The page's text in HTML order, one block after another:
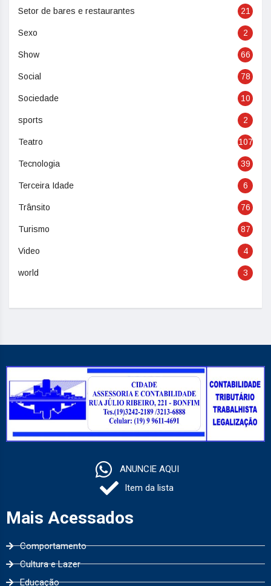
Setor de bares e restaurantes 21
Sexo 2
Show 66
Social 78
Sociedade 10
sports 2
Teatro 107
Tecnologia 39
Terceira Idade 6
Trânsito 76
Turismo 87
Video 4
world 3
ANUNCIE AQUI
Item da lista
Mais Acessados
Comportamento
Cultura e Lazer
Educação